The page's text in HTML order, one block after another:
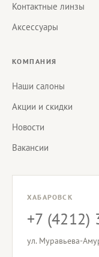
Контактные линзы
Аксессуары
КОМПАНИЯ
Наши салоны
Акции и скидки
Новости
Вакансии
ХАБАРОВСК
+7 (4212)
ул. Муравьева-